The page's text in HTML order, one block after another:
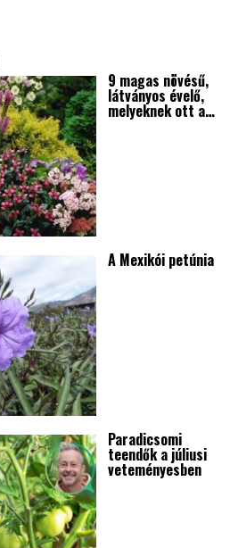
9 magas növésű,
látványos évelő,
melyeknek ott a…
A Mexikói petúnia
Paradicsomi
teendők a júliusi
veteményesben